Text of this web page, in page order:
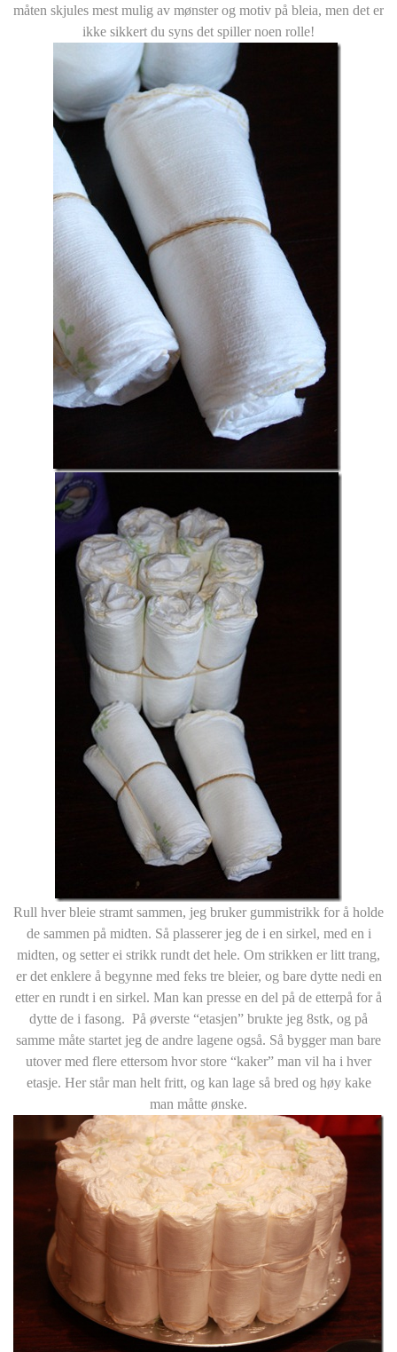
måten skjules mest mulig av mønster og motiv på bleia, men det er
ikke sikkert du syns det spiller noen rolle!
Rull hver bleie stramt sammen, jeg bruker gummistrikk for å holde
de sammen på midten. Så plasserer jeg de i en sirkel, med en i
midten, og setter ei strikk rundt det hele. Om strikken er litt trang,
er det enklere å begynne med feks tre bleier, og bare dytte nedi en
etter en rundt i en sirkel. Man kan presse en del på de etterpå for å
dytte de i fasong. På øverste “etasjen” brukte jeg 8stk, og på
samme måte startet jeg de andre lagene også. Så bygger man bare
utover med flere ettersom hvor store “kaker” man vil ha i hver
etasje. Her står man helt fritt, og kan lage så bred og høy kake
man måtte ønske.